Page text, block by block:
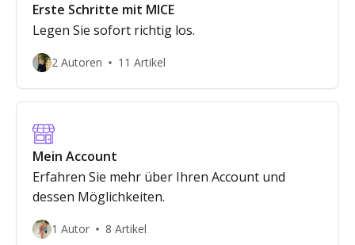
Erste Schritte mit MICE
Legen Sie sofort richtig los.
2 Autoren 11 Artikel
Mein Account
Erfahren Sie mehr über Ihren Account und
dessen Möglichkeiten.
1 Autor 8 Artikel